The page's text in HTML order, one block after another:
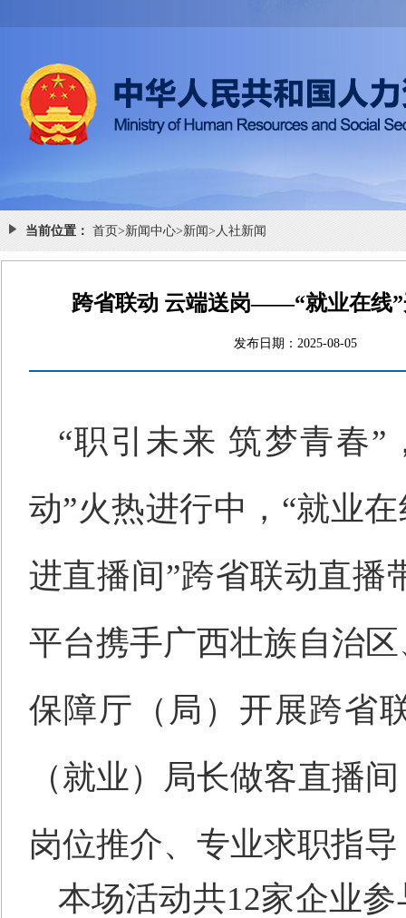
当前位置： 首页>新闻中心>新闻> 人社新闻
跨省联动 云端送岗——“就业在线”
发布日期：2025-08-
“职引未来 筑梦青春”
动”火热进行中，“就业
进直播间”跨省联动直播
平台携手广西壮族自治
保障厅（局）开展跨省
（就业）局长做客直播
岗位推介、专业求职指
本场活动共12家企业